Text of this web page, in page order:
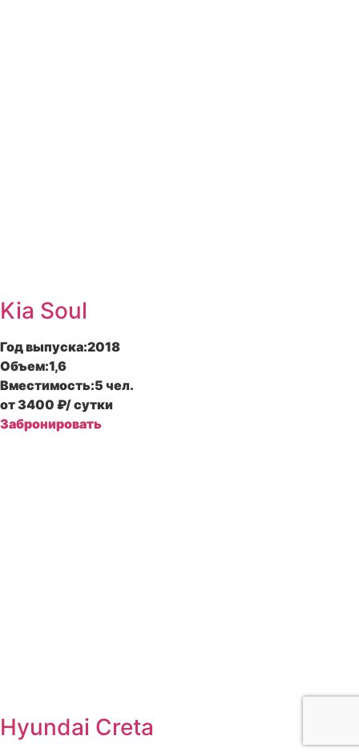
Kia Soul
Год выпуска:2018
Объем:1,6
Вместимость:5 чел.
от 3400 ₽/ сутки
Забронировать
Hyundai Creta